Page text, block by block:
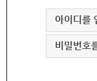
아이디를
비밀번호